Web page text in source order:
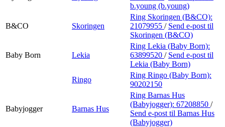
b.young (b.young)
B&CO Skoringen
Ring Skoringen (B&CO):
21079955 / Send e-post til
Skoringen (B&CO)
Baby Born Lekia
Ring Lekia (Baby Born):
63899520 / Send e-post til
Lekia (Baby Born)
Ringo
Ring Ringo (Baby Born):
90202150
Babyjogger Barnas Hus
Ring Barnas Hus
(Babyjogger): 67208850 /
Send e-post til Barnas Hus
(Babyjogger)